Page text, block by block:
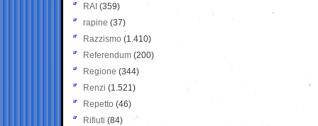
RAI (359)
rapine (37)
Razzismo (1.410)
Referendum (200)
Regione (344)
Renzi (1.521)
Repetto (46)
Rifiuti (84)